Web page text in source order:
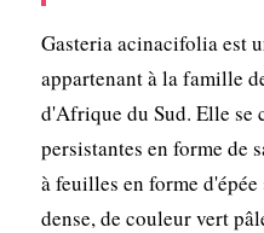
Gasteria acinacifolia est
appartenant à la famille
d'Afrique du Sud. Elle se
persistantes en forme de
à feuilles en forme
dense, de couleur vert